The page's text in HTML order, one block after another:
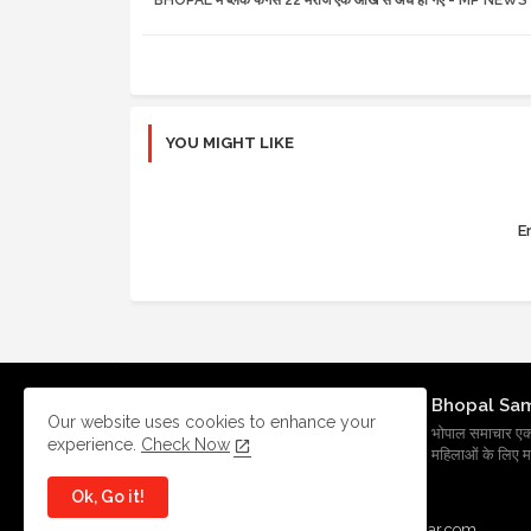
YOU MIGHT LIKE
Bhopal
भोपाल समाचार एक
महिलाओं के लिए
Our website uses cookies to enhance your
experience. Check Now
Ok, Go it!